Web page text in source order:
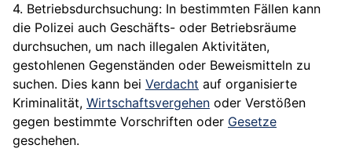
4. Betriebsdurchsuchung: In bestimmten Fällen kann
die Polizei auch Geschäfts- oder Betriebsräume
durchsuchen, um nach illegalen Aktivitäten,
gestohlenen Gegenständen oder Beweismitteln zu
suchen. Dies kann bei Verdacht auf organisierte
Kriminalität, Wirtschaftsvergehen oder Verstößen
gegen bestimmte Vorschriften oder Gesetze
geschehen.